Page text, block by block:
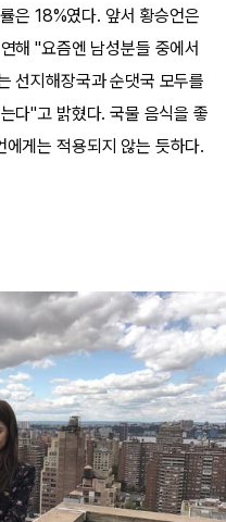
은 18%였다. 앞서 황승언은
해 "요즘엔 남성분들 중에서
선지해장국과 순댓국 모두를
다"고 밝혔다. 국물 음식을 좋
게는 적용되지 않는 듯하다.